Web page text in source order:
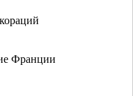
Франции